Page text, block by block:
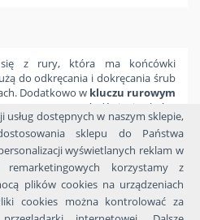
się z rury, która ma końcówki
do odkręcania i dokręcania śrub
Dodatkowo w kluczu rurowym
zastosować dźwignię, która
transportu Regulamin
usług dostępnych w naszym sklepie,
sklepu do Państwa
wyświetlanych reklam w
remarketingowych korzystamy z
plików cookies na urządzeniach
cookies można kontrolować za